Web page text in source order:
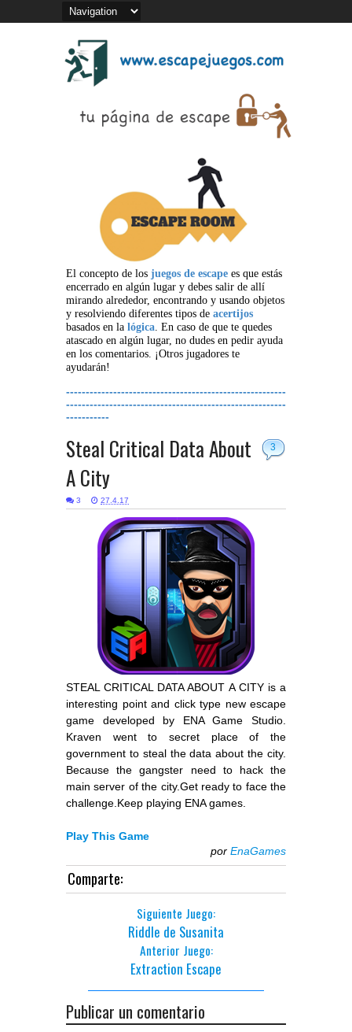
El concepto de los juegos de escape es que estás
encerrado en algún lugar y debes salir de allí
mirando alrededor, encontrando y usando objetos
y resolviendo diferentes tipos de acertijos
basados en la lógica. En caso de que te quedes
atascado en algún lugar, no dudes en pedir ayuda
en los comentarios. ¡Otros jugadores te
ayudarán!
--------------------------------------------------------
--------------------------------------------------------
-----------
3
Steal Critical Data About
A City
3 27.4.17
STEAL CRITICAL DATA ABOUT A CITY is a
interesting point and click type new escape
game developed by ENA Game Studio.
Kraven went to secret place of the
government to steal the data about the city.
Because the gangster need to hack the
main server of the city.Get ready to face the
challenge.Keep playing ENA games.
Play This Game
por EnaGames
Comparte:
Siguiente Juego:
Riddle de Susanita
Anterior Juego:
Extraction Escape
Publicar un comentario